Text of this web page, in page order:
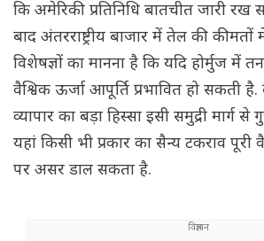
कि अमेरिकी प्रतिनिधि बातचीत जारी
बाद अंतरराष्ट्रीय बाजार में तेल की
विशेषज्ञों का मानना है कि यदि होर्मुज में
वैश्विक ऊर्जा आपूर्ति प्रभावित हो सकती
व्यापार का बड़ा हिस्सा इसी समुद्री मार्ग
यहां किसी भी प्रकार का सैन्य टकराव पूरी
पर असर डाल सकता है.